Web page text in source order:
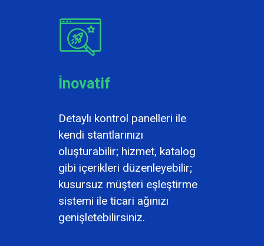
İnovatif
Detaylı kontrol panelleri ile
kendi stantlarınızı
oluşturabilir; hizmet, katalog
gibi içerikleri düzenleyebilir;
kusursuz müşteri eşleştirme
sistemi ile ticari ağınızı
genişletebilirsiniz.